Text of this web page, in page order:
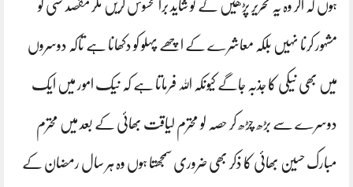
ہوں کہ اگر وہ یہ تحریر پڑھیں گے تو شاید برا محسوس کریں مگر مقصد کسی کو
مشہور کرنا نہیں بلکہ معاشرے کے اچھے پہلو کو دکھانا ہے تاکہ دوسروں
میں بھی نیکی کا جذبہ جاگے کیونکہ اللہ فرماتا ہے کہ نیک امور میں ایک
دوسرے سے بڑھ چڑھ کر حصہ لو محترم لیاقت بھائی کے بعد میں محترم
مبارک حسین بھائی کا ذکر بھی ضروری سمجھتا ہوں وہ ہر سال رمضان کے